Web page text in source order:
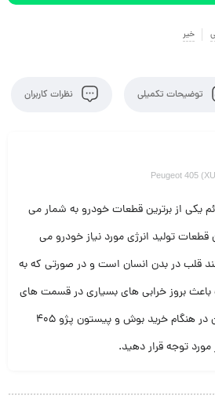
خیر
توضیحات تکمیلی نظرات کاربران
Peugeot 405
و پیستون پژو 405 قائم یکی از برترین قطعات خودرو به شمار می
تولید انرژی مورد نیاز خودرو می
قلب در بدن انسان است و در صورتی که به
بروز خرابی های بسیاری در قسمت های
مختلف خودرو شود. بنابراین در هنگام خرید بوش و پیستون پژو 405
مورد توجه قرار دهید.